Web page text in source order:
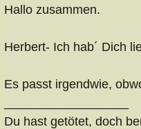
Hallo zusammen.
Herbert- Ich hab´ Dich
Es passt irgendwie,
Du hast getötet, doch